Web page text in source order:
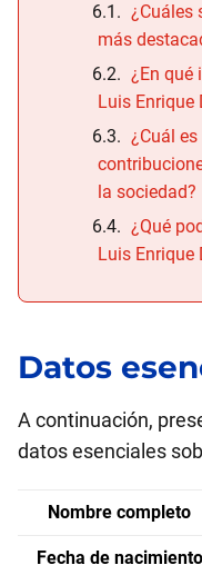
¿Cuáles
más
¿En qué
Luis Enrique
¿Cuál
la sociedad?
¿Qué
Luis Enrique
Datos
A continuación,
datos esenciales
Nombre completo
Fecha de nacimiento